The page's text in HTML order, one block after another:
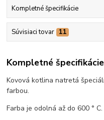
Kompletné špecifikácie
Súvisiaci tovar 11
Kompletné špecifikácie
Kovová kotlina natretá
farbou.
Farba je odolná až do 600 ° C.